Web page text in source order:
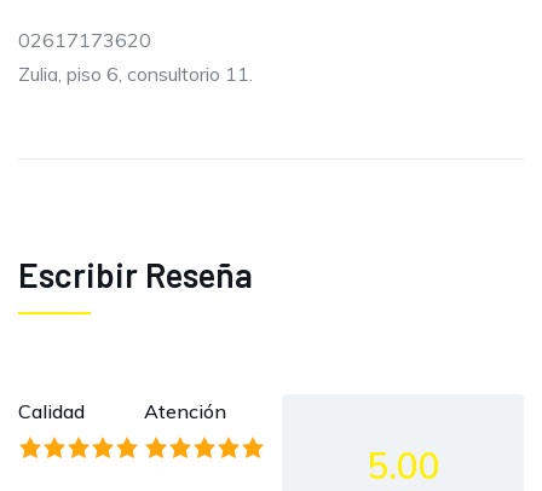
02617173620
Zulia, piso 6, consultorio 11.
Escribir Reseña
Calidad Atención
5.00